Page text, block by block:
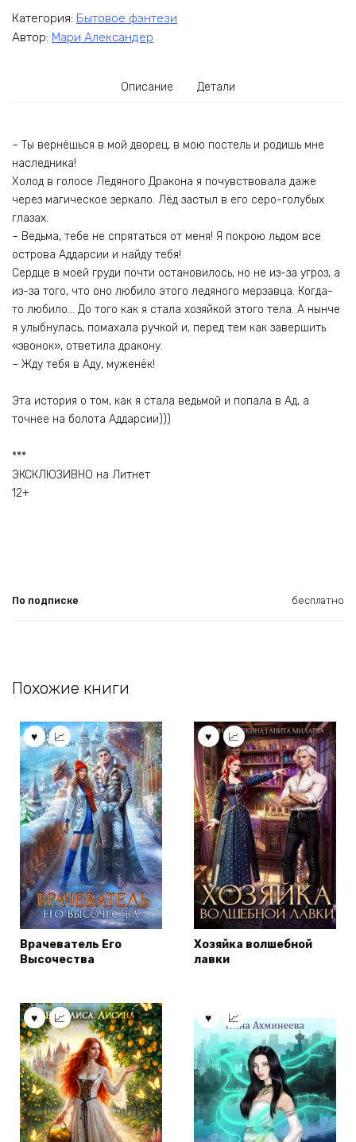
Категория: Бытовое фэнтези
Автор: Мари Александер
Описание Детали
– Ты вернёшься в мой дворец, в мою постель и родишь мне
наследника!
Холод в голосе Ледяного Дракона я почувствовала даже
через магическое зеркало. Лёд застыл в его серо-голубых
глазах.
– Ведьма, тебе не спрятаться от меня! Я покрою льдом все
острова Аддарсии и найду тебя!
Сердце в моей груди почти остановилось, но не из-за угроз, а
из-за того, что оно любило этого ледяного мерзавца. Когда-
то любило… До того как я стала хозяйкой этого тела. А нынче
я улыбнулась, помахала ручкой и, перед тем как завершить
«звонок», ответила дракону.
– Жду тебя в Аду, муженёк!
Эта история о том, как я стала ведьмой и попала в Ад, а
точнее на болота Аддарсии)))
***
ЭКСКЛЮЗИВНО на Литнет
12+
По подписке бесплатно
Похожие книги
Врачеватель Его
Высочества
Хозяйка волшебной
лавки